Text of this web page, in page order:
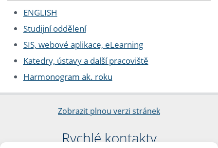
ENGLISH
Studijní oddělení
SIS, webové aplikace, eLearning
Katedry, ústavy a další pracoviště
Harmonogram ak. roku
Zobrazit plnou verzi stránek
Rychlé kontakty